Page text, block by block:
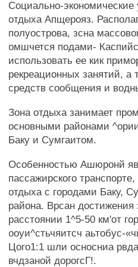
Социально-
отдыха Апщерояз.
полуострова, зсна
омшчется подами-
использовать ее кик
рекреационных занятий, а
средств сообщения и
Зона отдыха занимает
основными районами
Баку и Сумгаитом.
Особенностью Ашюронй
пассажирского
отдыха с городами Баку,
района. Врсан
расстоянии 1^5-50 км'от
ооуи^стьчяитсч аьтобус-
Цого1:1 шли осносниа
вчдзаной дорогсГ!.